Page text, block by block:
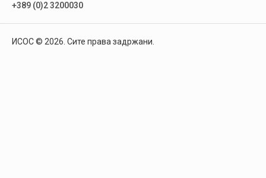
+389 (0)2 3200030
ИСОС © 2026. Сите права задржани.